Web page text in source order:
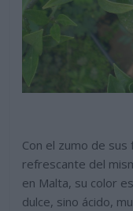
Con el zumo de
refrescante del
en Malta, su color
dulce, sino ácido,